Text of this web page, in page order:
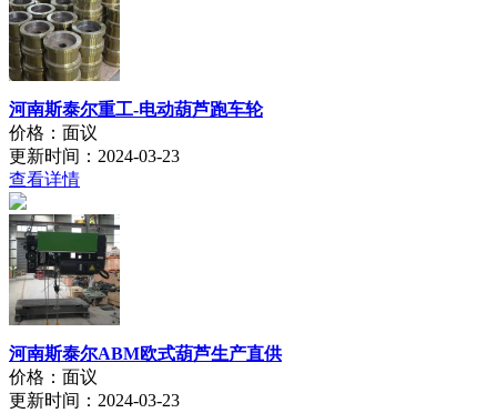
河南斯泰尔重工-电动葫芦跑车轮
价格：面议
更新时间：2024-03-23
查看详情
河南斯泰尔ABM欧式葫芦生产直供
价格：面议
更新时间：2024-03-23